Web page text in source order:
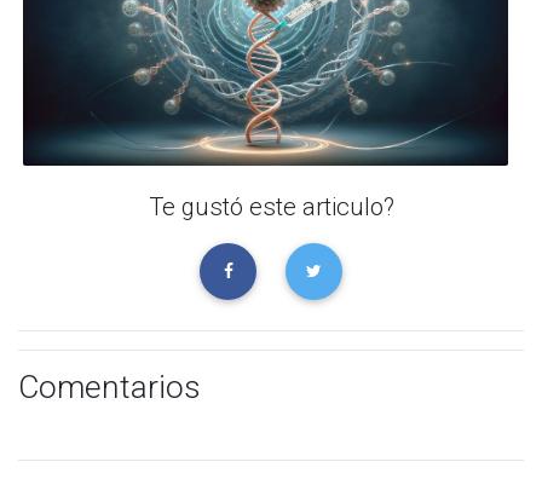
Te gustó este articulo?
Comentarios